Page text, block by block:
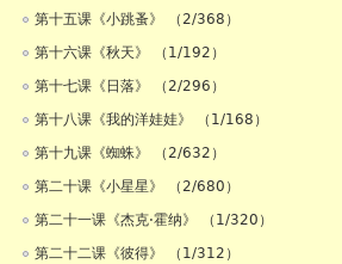
第十五课《小跳蚤》 （2/368）
第十六课《秋天》 （1/192）
第十七课《日落》 （2/296）
第十八课《我的洋娃娃》 （1/168）
第十九课《蜘蛛》 （2/632）
第二十课《小星星》 （2/680）
第二十一课《杰克·霍纳》 （1/320）
第二十二课《彼得》 （1/312）